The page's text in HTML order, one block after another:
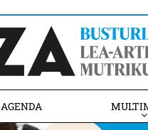
AGENDA